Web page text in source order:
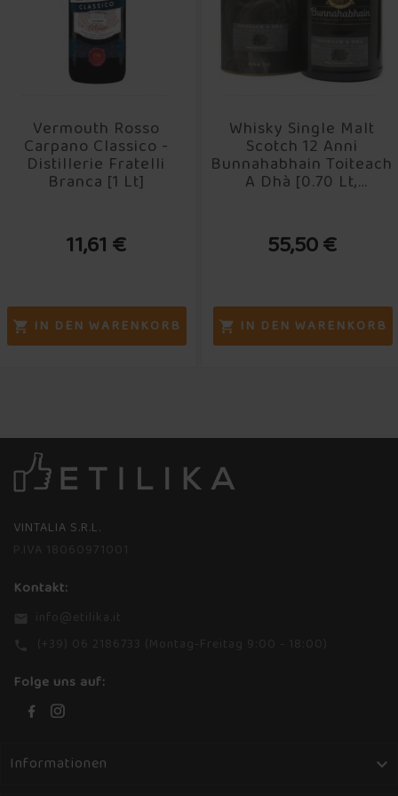
Vermouth Rosso
Carpano Classico -
Distillerie Fratelli
Branca [1 Lt]
11,61 €
 IN DEN WARENKORB
Whisky Single Malt
Scotch 12 Anni
Bunnahabhain Toiteach
A Dhà [0.70 Lt,
55,50 €
 IN DEN WARENKORB
VINTALIA S.R.L.
Kontakt:
Folge uns auf:
Informationen 